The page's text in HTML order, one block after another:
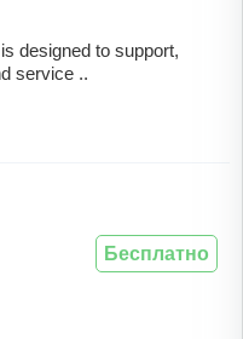
designed to support,
service ..
Бесплатно